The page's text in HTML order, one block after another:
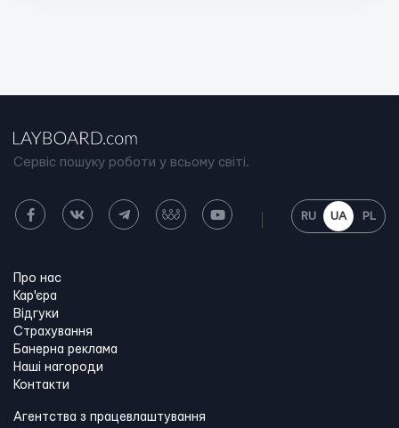
Сервіс пошуку роботи у всьому світі.
RU UA PL
Про нас
Кар'єра
Відгуки
Страхування
Банерна реклама
Наші нагороди
Контакти
Агентства з працевлаштування